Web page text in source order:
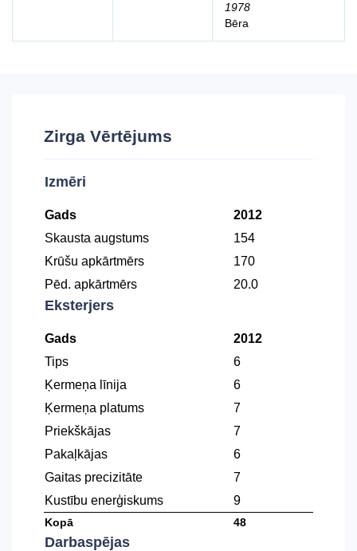
1978
Bēra
Zirga Vērtējums
Izmēri
Gads
2012
Skausta augstums
154
Krūšu apkārtmērs
170
Pēd. apkārtmērs
20.0
Eksterjers
Gads
2012
Tips
6
Ķermeņa līnija
6
Ķermeņa platums
7
Priekškājas
7
Pakaļkājas
6
Gaitas precizitāte
7
Kustību enerģiskums
9
Kopā 48
Darbaspējas